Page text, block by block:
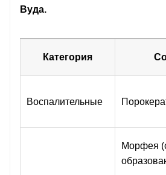
Вуда.
Категория
Воспалительные
Морфея